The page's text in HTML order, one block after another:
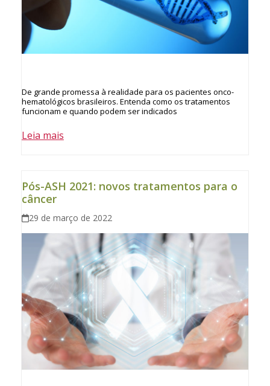
De grande promessa à realidade para os pacientes onco-
hematológicos brasileiros. Entenda como os tratamentos
funcionam e quando podem ser indicados
Leia mais
Pós-ASH 2021: novos tratamentos para o
câncer
29 de março de 2022